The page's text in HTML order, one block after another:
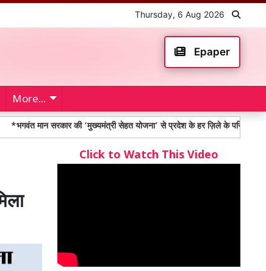
Thursday, 6 Aug 2026
Epaper
More...
सरकार की ‘मुख्यमंत्री सेहत योजना’ से प्रदेश के हर ज़िले के परिवारों को मिला
Click to Watch This Video